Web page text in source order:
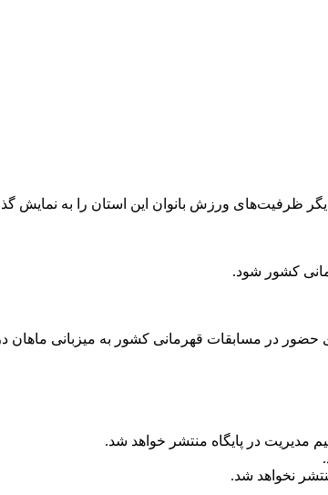
ظرفیت‌های ورزش بانوان این استان را به نمایش
مدیریت در پایگاه منتشر خواهد شد.
نخواهد شد.